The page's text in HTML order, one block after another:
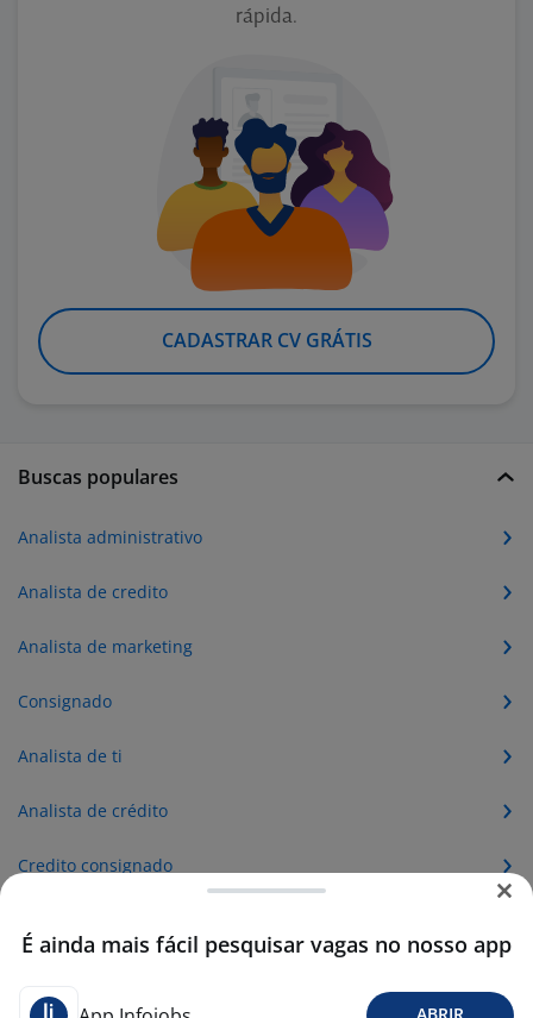
rápida.
CADASTRAR CV GRÁTIS
Buscas populares
Analista administrativo
Analista de credito
Analista de marketing
Consignado
Analista de ti
Analista de crédito
Credito consignado
É ainda mais fácil pesquisar vagas no nosso app